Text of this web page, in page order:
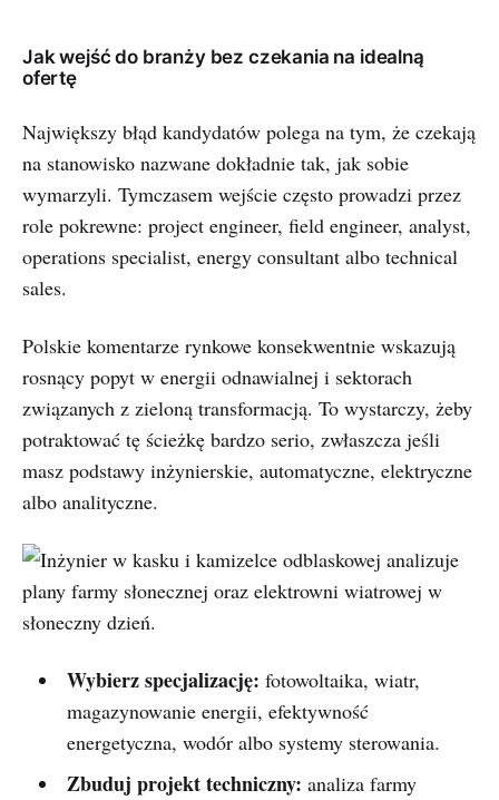
Jak wejść do branży bez czekania na idealną
ofertę
Największy błąd kandydatów polega na tym, że czekają
na stanowisko nazwane dokładnie tak, jak sobie
wymarzyli. Tymczasem wejście często prowadzi przez
role pokrewne: project engineer, field engineer, analyst,
operations specialist, energy consultant albo technical
sales.
Polskie komentarze rynkowe konsekwentnie wskazują
rosnący popyt w energii odnawialnej i sektorach
związanych z zieloną transformacją. To wystarczy, żeby
potraktować tę ścieżkę bardzo serio, zwłaszcza jeśli
masz podstawy inżynierskie, automatyczne, elektryczne
albo analityczne.
Wybierz specjalizację: fotowoltaika, wiatr,
magazynowanie energii, efektywność
energetyczna, wodór albo systemy sterowania.
Zbuduj projekt techniczny: analiza farmy